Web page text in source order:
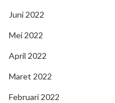
Juni 2022
Mei 2022
April 2022
Maret 2022
Februari 2022